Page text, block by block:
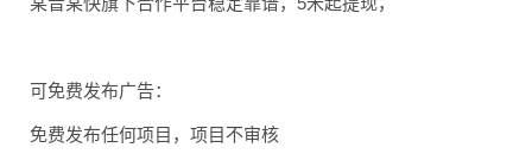
可免费发布广告：
免费发布任何项目，项目不审核